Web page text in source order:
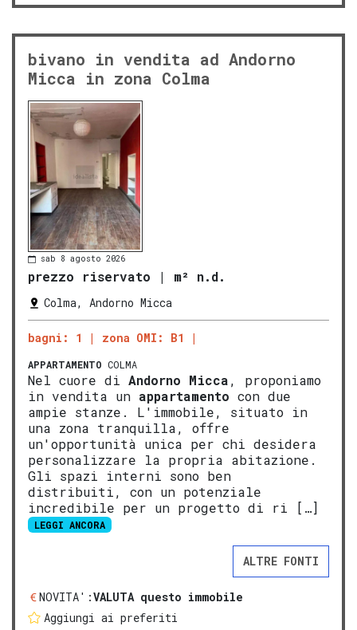
bivano in vendita ad Andorno
Micca in zona Colma
sab 8 agosto 2026
prezzo riservato | m² n.d.
Colma, Andorno Micca
bagni: 1 zona OMI: B1
APPARTAMENTO COLMA
Nel cuore di Andorno Micca, proponiamo
in vendita un appartamento con due
ampie stanze. L'immobile, situato in
una zona tranquilla, offre
un'opportunità unica per chi desidera
personalizzare la propria abitazione.
Gli spazi interni sono ben
distribuiti, con un potenziale
incredibile per un progetto di ri […]
LEGGI ANCORA
ALTRE FONTI
NOVITA':VALUTA questo immobile
Aggiungi ai preferiti